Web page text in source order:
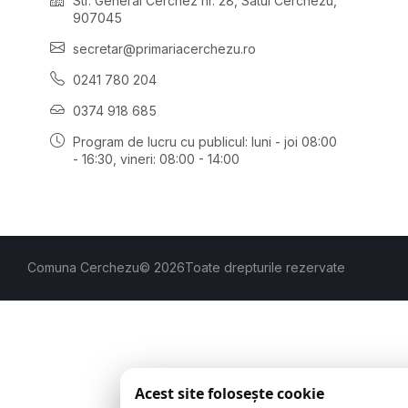
907045
secretar@primariacerchezu.ro
0241 780 204
0374 918 685
Program de lucru cu publicul: luni - joi 08:00
- 16:30 , vineri: 08:00 - 14:00
Comuna Cerchezu© 2026Toate drepturile rezervate
Acest site folosește cookie